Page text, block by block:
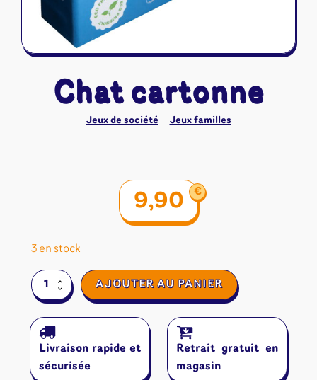
Chat cartonne
Jeux de société Jeux familles
9,90 €
3 en stock
quantité
de
cartonne
AJOUTER AU PANIER
Livraison rapide et
sécurisée
Retrait gratuit en
magasin